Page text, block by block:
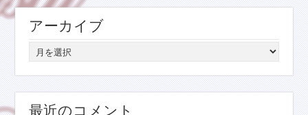
リ
ー
アーカイブ
ア
ー
カ
イ
ブ
最近のコメント